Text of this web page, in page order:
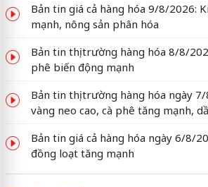
Bản tin giá cả hàng hóa 9/8/2026:
mạnh, nông sản phân hóa
Bản tin thị trường hàng hóa 8/8/
phê biến động mạnh
Bản tin thị trường hàng hóa ngày
vàng neo cao, cà phê tăng mạnh,
Bản tin giá cả hàng hóa ngày 6/8/
đồng loạt tăng mạnh